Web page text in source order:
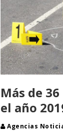
Más de
el año
Agencias